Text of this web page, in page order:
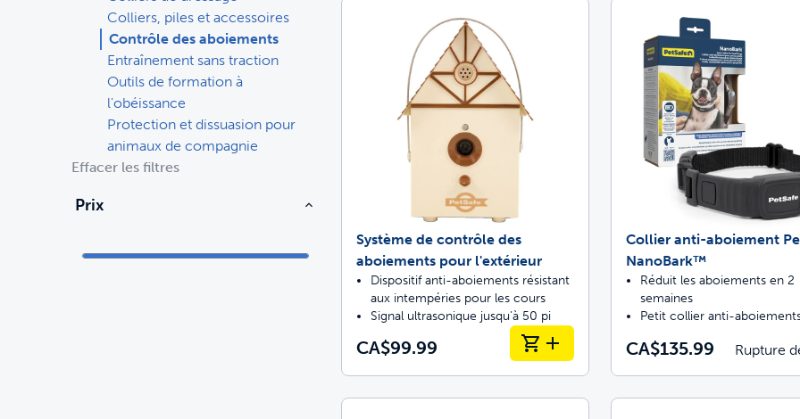
Entraînement
Jouets
Portes
Magasinez des solutions de clôtures
Fontaines et distributeurs de nourriture
Achetez tous les produits
Discussions
Magasinez ScoopFree pour un contrôle des
Pièces et accessoires
Portes
Jouets
Bacs à litière et litière
Prêt à arrêter de ramasser les crottes?
Donnez-leur la
Colliers, piles et accessoires
Contrôle des aboiements
Entraînement sans traction
Outils de formation à
l'obéissance
Protection et dissuasion pour
animaux de compagnie
Effacer les filtres
Prix
Système de contrôle des
aboiements pour l'extérieur
Dispositif anti-aboiements résistant
aux intempéries pour les cours
Signal ultrasonique jusqu’à 50 pi
CA$99.99
Collier anti-aboiement
NanoBark™
Réduit les aboiements en 2
semaines
Petit collier anti-
CA$135.99 Rupture